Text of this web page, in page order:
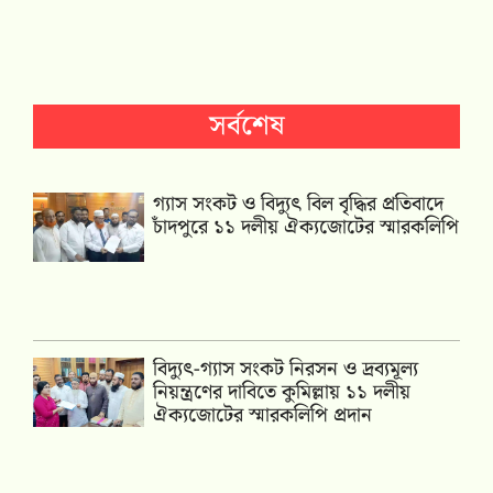
সর্বশেষ
গ্যাস সংকট ও বিদ্যুৎ বিল বৃদ্ধির প্রতিবাদে
চাঁদপুরে ১১ দলীয় ঐক্যজোটের স্মারকলিপি
‎বিদ্যুৎ-গ্যাস সংকট নিরসন ও দ্রব্যমূল্য
নিয়ন্ত্রণের দাবিতে কুমিল্লায় ১১ দলীয়
ঐক‍্যজোটের স্মারকলিপি প্রদান